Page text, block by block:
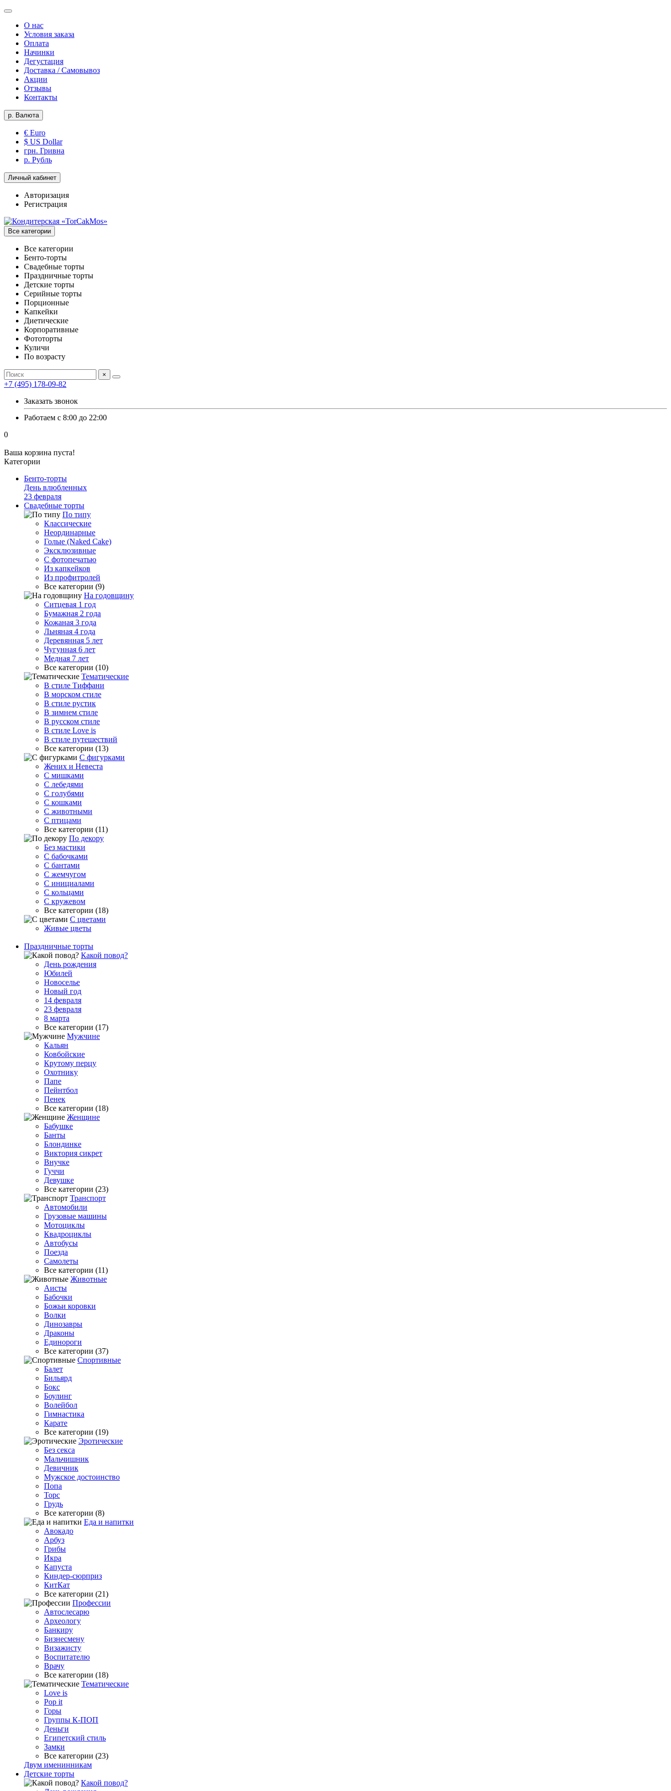
О нас
Условия заказа
Оплата
Начинки
Дегустация
Доставка / Самовывоз
Акции
Отзывы
Контакты
р. Валюта
€ Euro
$ US Dollar
грн. Гривна
р. Рубль
Личный кабинет
Авторизация
Регистрация
Все категории
Все категории
Бенто-торты
Свадебные торты
Праздничные торты
Детские торты
Серийные торты
Порционные
Капкейки
Диетические
Корпоративные
Фототорты
Куличи
По возрасту
×
+7 (495) 178-09-82
Заказать звонок
Работаем с 8:00 до 22:00
0
Ваша корзина пуста!
Категории
Бенто-торты
День влюбленных
23 февраля
Свадебные торты
По типу
Классические
Неординарные
Голые (Naked Cake)
Эксклюзивные
С фотопечатью
Из капкейков
Из профитролей
Все категории (9)
На годовщину
Ситцевая 1 год
Бумажная 2 года
Кожаная 3 года
Льняная 4 года
Деревянная 5 лет
Чугунная 6 лет
Медная 7 лет
Все категории (10)
Тематические
В стиле Тиффани
В морском стиле
В стиле рустик
В зимнем стиле
В русском стиле
В стиле Love is
В стиле путешествий
Все категории (13)
С фигурками
Жених и Невеста
С мишками
С лебедями
С голубями
С кошками
С животными
С птицами
Все категории (11)
По декору
Без мастики
С бабочками
С бантами
С жемчугом
С инициалами
С кольцами
С кружевом
Все категории (18)
С цветами
Живые цветы
Праздничные торты
Какой повод?
День рождения
Юбилей
Новоселье
Новый год
14 февраля
23 февраля
8 марта
Все категории (17)
Мужчине
Кальян
Ковбойские
Крутому перцу
Охотнику
Папе
Пейнтбол
Пенек
Все категории (18)
Женщине
Бабушке
Банты
Блондинке
Виктория сикрет
Внучке
Гуччи
Девушке
Все категории (23)
Транспорт
Автомобили
Грузовые машины
Мотоциклы
Квадроциклы
Автобусы
Поезда
Самолеты
Все категории (11)
Животные
Аисты
Бабочки
Божьи коровки
Волки
Динозавры
Драконы
Единороги
Все категории (37)
Спортивные
Балет
Бильярд
Бокс
Боулинг
Волейбол
Гимнастика
Карате
Все категории (19)
Эротические
Без секса
Мальчишник
Девичник
Мужское достоинство
Попа
Торс
Грудь
Все категории (8)
Еда и напитки
Авокадо
Арбуз
Грибы
Икра
Капуста
Киндер-сюрприз
КитКат
Все категории (21)
Профессии
Автослесарю
Археологу
Банкиру
Бизнесмену
Визажисту
Воспитателю
Врачу
Все категории (18)
Тематические
Love is
Pop it
Горы
Группы К-ПОП
Деньги
Египетский стиль
Замки
Все категории (23)
Двум именинникам
Детские торты
Какой повод?